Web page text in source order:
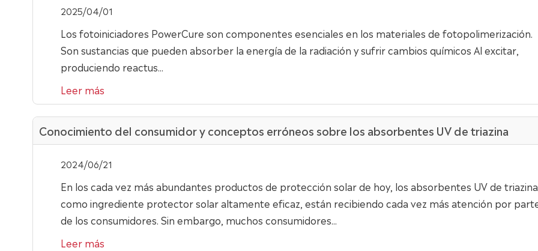
2025/04/01
Los fotoiniciadores PowerCure son componentes esenciales en los materiales de fotopolimerización.
Son sustancias que pueden absorber la energía de la radiación y sufrir cambios químicos Al excitar,
produciendo reactus...
Leer más
Conocimiento del consumidor y conceptos erróneos sobre los absorbentes UV de triazina
2024/06/21
En los cada vez más abundantes productos de protección solar de hoy, los absorbentes UV de
como ingrediente protector solar altamente eficaz, están recibiendo cada vez más atención por
de los consumidores. Sin embargo, muchos consumidores...
Leer más